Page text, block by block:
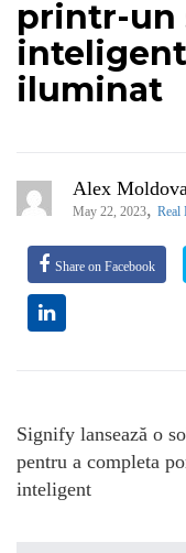
printr-un
iluminat
Alex
May 22, 2023, Real
Share on Facebook
Signify lansează o
pentru a completa
inteligent